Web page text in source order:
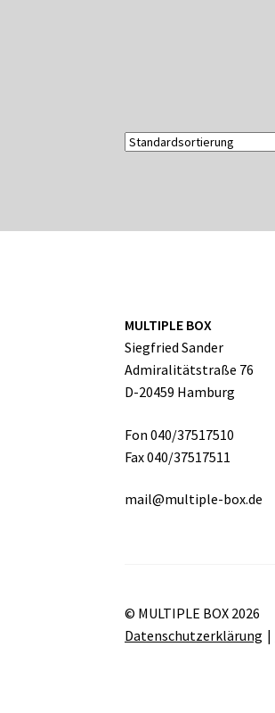
MULTIPLE BOX
Siegfried Sander
Admiralitätstraße 76
D-20459 Hamburg
Fon 040/37517510
Fax 040/37517511
mail@multiple-box.de
© MULTIPLE BOX 2026
Datenschutzerklärung